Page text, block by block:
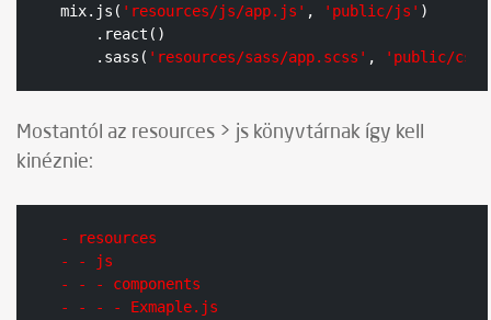
mix.js( 'resources/js/app.js' , 'public/js' )
    .react()
    .sass(
'resources/sass/app.scss' , 'public/css'
Mostantól az resources > js könyvtárnak így kell
kinéznie:
- resources
- - js
- - - components
- - - - Exmaple.js